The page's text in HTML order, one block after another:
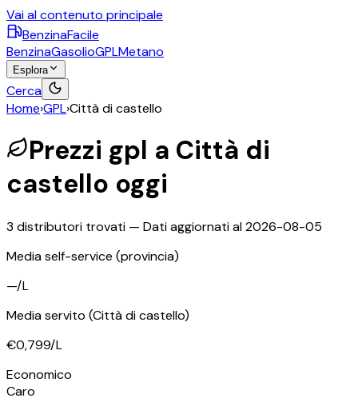
Vai al contenuto principale
BenzinaFacile
BenzinaGasolioGPLMetano
Esplora
Cerca
Home›GPL›Città di castello
Prezzi gpl a Città di
castello oggi
3 distributori trovati — Dati aggiornati al2026-08-05
Media self-service (provincia)
—/L
Media servito (Città di castello)
€0,799/L
Economico
Caro